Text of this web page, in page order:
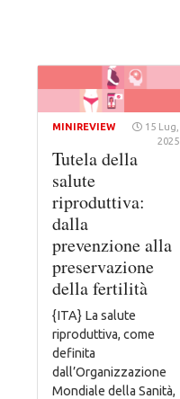
MINIREVIEW
15 Lug,
2025
Tutela della
salute
riproduttiva:
dalla
prevenzione alla
preservazione
della fertilità
{ITA} La salute
riproduttiva, come
definita
dall’Organizzazione
Mondiale della Sanità,